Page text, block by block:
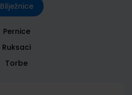
Bilježnice
Pernice
Ruksaci
Torbe